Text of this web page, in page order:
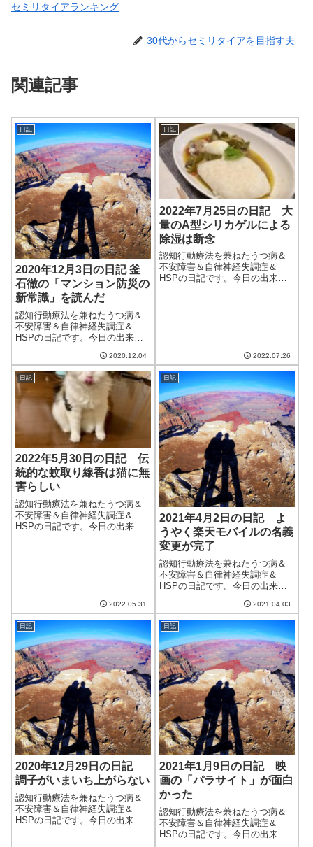
セミリタイアランキング
30代からセミリタイアを目指す夫
関連記事
日記
2020年12月3日の日記 釜
石徹の「マンション防災の
新常識」を読んだ
認知行動療法を兼ねたうつ病＆
不安障害＆自律神経失調症＆
HSPの日記です。今日の出来事
の予報だと晴れて暖かいといっ
ていたのに。気象予報士も年に
何度かの大外れだったと謝って
いた。おかげで、寒いうえに洗
濯物も乾かず。湿...
2020.12.04
日記
2022年7月25日の日記 大
量のA型シリカゲルによる
除湿は断念
認知行動療法を兼ねたうつ病＆
不安障害＆自律神経失調症＆
HSPの日記です。今日の出来事
2022.07.26
日記
2022年5月30日の日記 伝
統的な蚊取り線香は猫に無
害らしい
認知行動療法を兼ねたうつ病＆
不安障害＆自律神経失調症＆
HSPの日記です。今日の出来事
2022.05.31
日記
2021年4月2日の日記 よ
うやく楽天モバイルの名義
変更が完了
認知行動療法を兼ねたうつ病＆
不安障害＆自律神経失調症＆
HSPの日記です。今日の出来事
がに寒いということはないが、
いまいち気分が上がらない気が
する。日曜と月曜はまた雨らし
い。週末のたびに雨が降ってい
る気がするなぁ。...
2021.04.03
日記
2020年12月29日の日記
調子がいまいち上がらない
認知行動療法を兼ねたうつ病＆
不安障害＆自律神経失調症＆
HSPの日記です。今日の出来事
日記
2021年1月9日の日記 映
画の「パラサイト」が面白
かった
認知行動療法を兼ねたうつ病＆
不安障害＆自律神経失調症＆
HSPの日記です。今日の出来事